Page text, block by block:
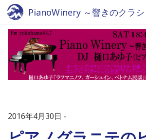
PianoWinery ～響きのクラ
yokohama 84.7
2016年4月30日